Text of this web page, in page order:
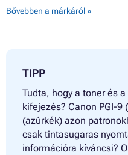
Bővebben a márkáról »
TIPP
Tudta, hogy a toner és
kifejezés? Canon PGI-9
(azúrkék) azon
csak tintasugaras
információra kíváncsi?